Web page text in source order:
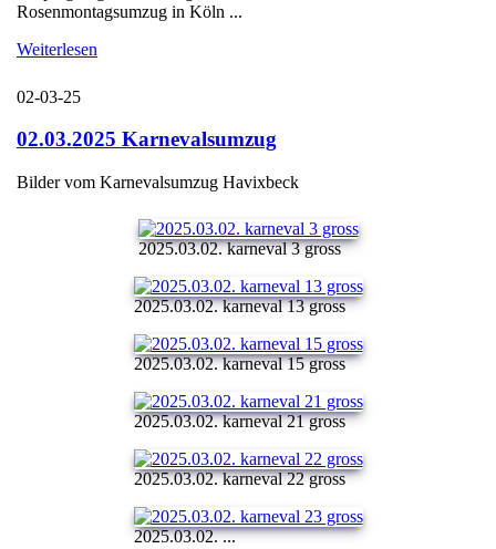
Rosenmontagsumzug in Köln ...
Weiterlesen
02-03-25
02.03.2025 Karnevalsumzug
Bilder vom Karnevalsumzug Havixbeck
2025.03.02. karneval 3 gross
2025.03.02. karneval 13 gross
2025.03.02. karneval 15 gross
2025.03.02. karneval 21 gross
2025.03.02. karneval 22 gross
2025.03.02. ...